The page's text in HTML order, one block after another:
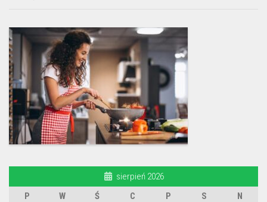
sierpień 2026
P
W Ś C P S
N